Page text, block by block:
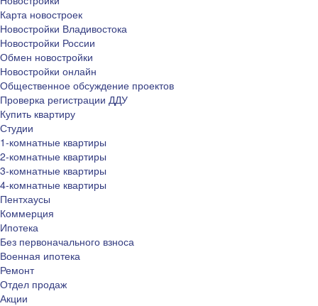
Карта новостроек
Новостройки Владивостока
Новостройки России
Обмен новостройки
Новостройки онлайн
Общественное обсуждение проектов
Проверка регистрации ДДУ
Купить квартиру
Студии
1-комнатные квартиры
2-комнатные квартиры
3-комнатные квартиры
4-комнатные квартиры
Пентхаусы
Коммерция
Ипотека
Без первоначального взноса
Военная ипотека
Ремонт
Отдел продаж
Акции